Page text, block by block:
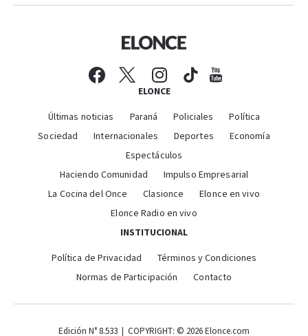
ELONCE
Últimas noticias Paraná Policiales
Política
Sociedad
Internacionales Deportes
Economía
Espectáculos
Haciendo Comunidad
Impulso Empresarial
La Cocina del Once
Clasionce
Elonce en vivo
Elonce Radio en vivo
INSTITUCIONAL
Política de Privacidad
Términos y Condiciones
Normas de Participación
Contacto
Edición N° 8.533 | COPYRIGHT: © 2026 Elonce.com